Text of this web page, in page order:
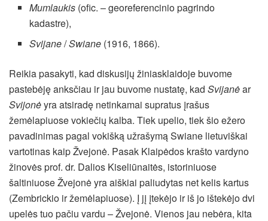
Mumlaukis (ofic. – georeferencinio pagrindo
kadastre),
Svijane/Swiane (1916, 1866).
Reikia pasakyti, kad diskusijų žiniasklaidoje buvome
pastebėję anksčiau ir jau buvome nustatę, kad Svijanėar
Svijonėyra atsiradę netinkamai supratus įrašus
žemėlapiuose vokiečių kalba. Tiek upelio, tiek šio ežero
pavadinimas pagal vokišką užrašymą Swiane lietuviškai
vartotinas kaip Žvejonė. Pasak Klaipėdos krašto vardyno
žinovės prof. dr. Dalios Kiseliūnaitės, istoriniuose
šaltiniuose Žvejonė yra aiškiai paliudytas net kelis kartus
(Zembrickio ir žemėlapiuose). Į jį įtekėjo ir iš jo ištekėjo dvi
upelės tuo pačiu vardu – Žvejonė. Vienos jau nebėra, kita